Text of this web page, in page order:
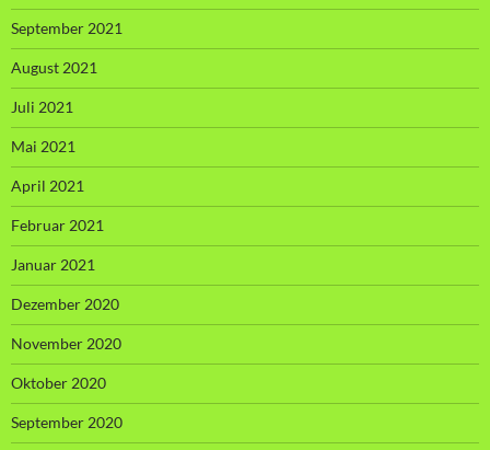
September 2021
August 2021
Juli 2021
Mai 2021
April 2021
Februar 2021
Januar 2021
Dezember 2020
November 2020
Oktober 2020
September 2020